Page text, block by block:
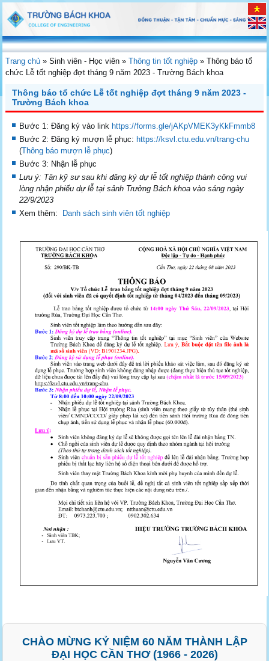
Trang chủ »Sinh viên - Học viên »Thông tin tốt nghiệp »Thông báo tổ
chức Lễ tốt nghiệp đợt tháng 9 năm 2023 - Trường Bách khoa
Thông báo tổ chức Lễ tốt nghiệp đợt tháng 9 năm 2023 -
Trường Bách khoa
Bước 1: Đăng ký vào link https://forms.gle/jAKpVMEK3yKkFmmb8
Bước 2: Đăng ký mượn lễ phục: https://ksvl.ctu.edu.vn/trang-chu
(Thông báo mượn lễ phục)
Bước 3: Nhận lễ phục
Lưu ý: Tân kỹ sư sau khi đăng ký dự lễ tốt nghiệp thành công vui
lòng nhận phiếu dự lễ tại sảnh Trưởng Bách khoa vào sáng ngày
22/9/2023
Xem thêm:
Danh sách sinh viên tốt nghiệp
CHÀO MỪNG KỶ NIỆM 60 NĂM THÀNH LẬP
ĐẠI HỌC CẦN THƠ (1966 - 2026)